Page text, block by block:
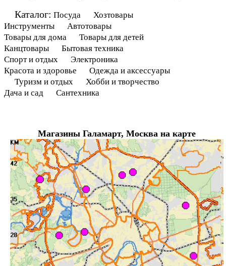
Каталог: Посуда Хозтовары
Инструменты Автотовары
Товары для дома Товары для детей
Канцтовары Бытовая техника
Спорт и отдых Электроника
Красота и здоровье Одежда и аксессуары
Туризм и отдых Хобби и творчество
Дача и сад Сантехника
Магазины Галамарт, Москва на карте